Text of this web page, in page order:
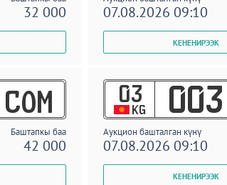
32 000 07.08.2026 09:10
COM
Баштапкы баа
42 000
03
KG 003
Аукцион башталган күнү
07.08.2026 09:10